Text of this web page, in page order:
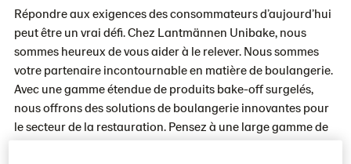
Répondre aux exigences des consommateurs d’aujourd’hui
peut être un vrai défi. Chez Lantmännen Unibake, nous
sommes heureux de vous aider à le relever. Nous sommes
votre partenaire incontournable en matière de boulangerie.
Avec une gamme étendue de produits bake-off surgelés,
nous offrons des solutions de boulangerie innovantes pour
le secteur de la restauration. Pensez à une large gamme de